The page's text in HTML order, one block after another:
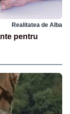
Realitatea de Alba
pentru